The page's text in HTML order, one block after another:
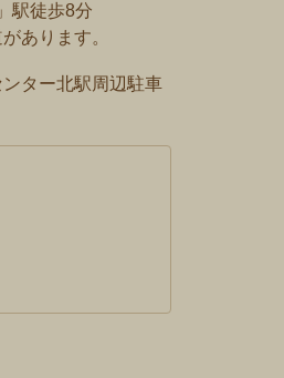
駅徒歩8分
あります。
ター北駅周辺駐車